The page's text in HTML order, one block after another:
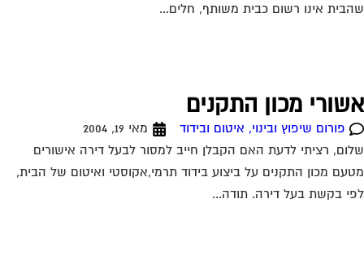
אינו רשום כבית משותף, חלים...
מכון התקנים
פורום שיפוץ ובינוי, איטום ובידוד
מאי 19, 2004
רציתי לדעת האם הקבלן חייב למסור לבעל דירה אישורים
מכון התקנים על ביצוע בידוד תרמי,אקוסטי ואיטום של הבית,
בקשת בעל דירה. תודה...